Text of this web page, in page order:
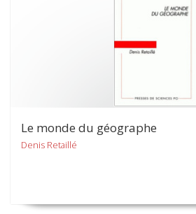
Le monde du géographe
Denis Retaillé